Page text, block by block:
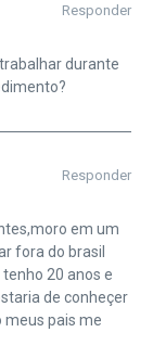
Responder
durante
Responder
em um
fora do brasil
20 anos e
de conheçer
pais me